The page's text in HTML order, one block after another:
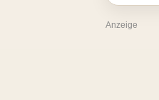
Anzeige